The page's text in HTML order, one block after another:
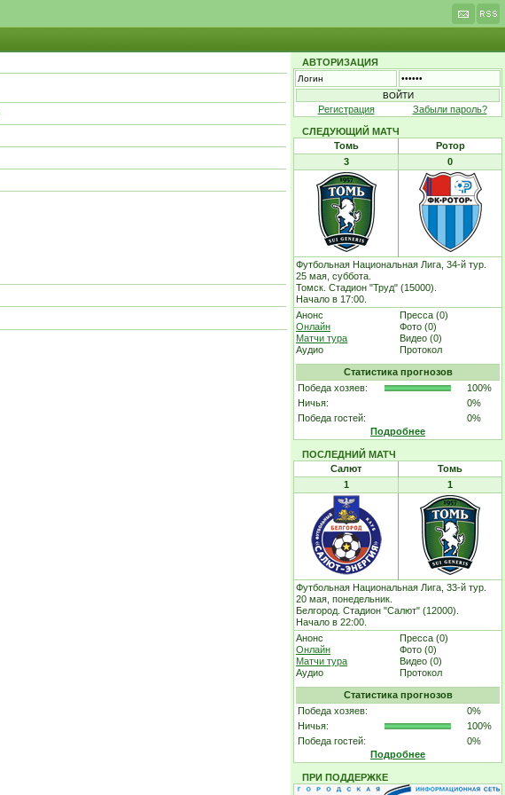
АВТОРИЗАЦИЯ
Регистрация Забыли пароль?
СЛЕДУЮЩИЙ МАТЧ
Томь
Ротор
3
0
Футбольная Национальная Лига, 34-й тур.
25 мая, суббота.
Томск. Стадион "Труд" (15000).
Начало в 17:00.
Анонс
Онлайн
Матчи тура
Аудио
Пресса (0)
Фото (0)
Видео (0)
Протокол
Статистика прогнозов
Победа хозяев:
100%
Ничья:
0%
Победа гостей:
0%
Подробнее
ПОСЛЕДНИЙ МАТЧ
Салют
Томь
1
1
Футбольная Национальная Лига, 33-й тур.
20 мая, понедельник.
Белгород. Стадион "Салют" (12000).
Начало в 22:00.
Анонс
Онлайн
Матчи тура
Аудио
Пресса (0)
Фото (0)
Видео (0)
Протокол
Статистика прогнозов
Победа хозяев:
0%
Ничья:
100%
Победа гостей:
0%
Подробнее
ПРИ ПОДДЕРЖКЕ